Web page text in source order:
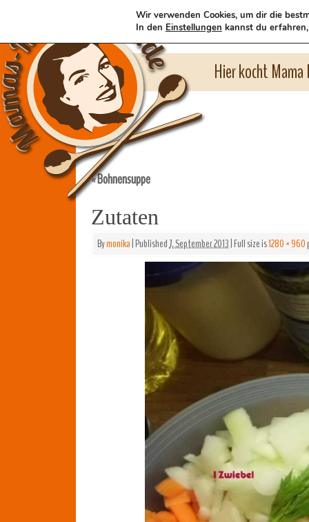
Hier kocht
«Bohnensuppe
Zutaten
Bymonika|Published7. September 2013|Full size is1280 × 960
Wir verwenden Cookies, um dir die
In den Einstellungen kannst du